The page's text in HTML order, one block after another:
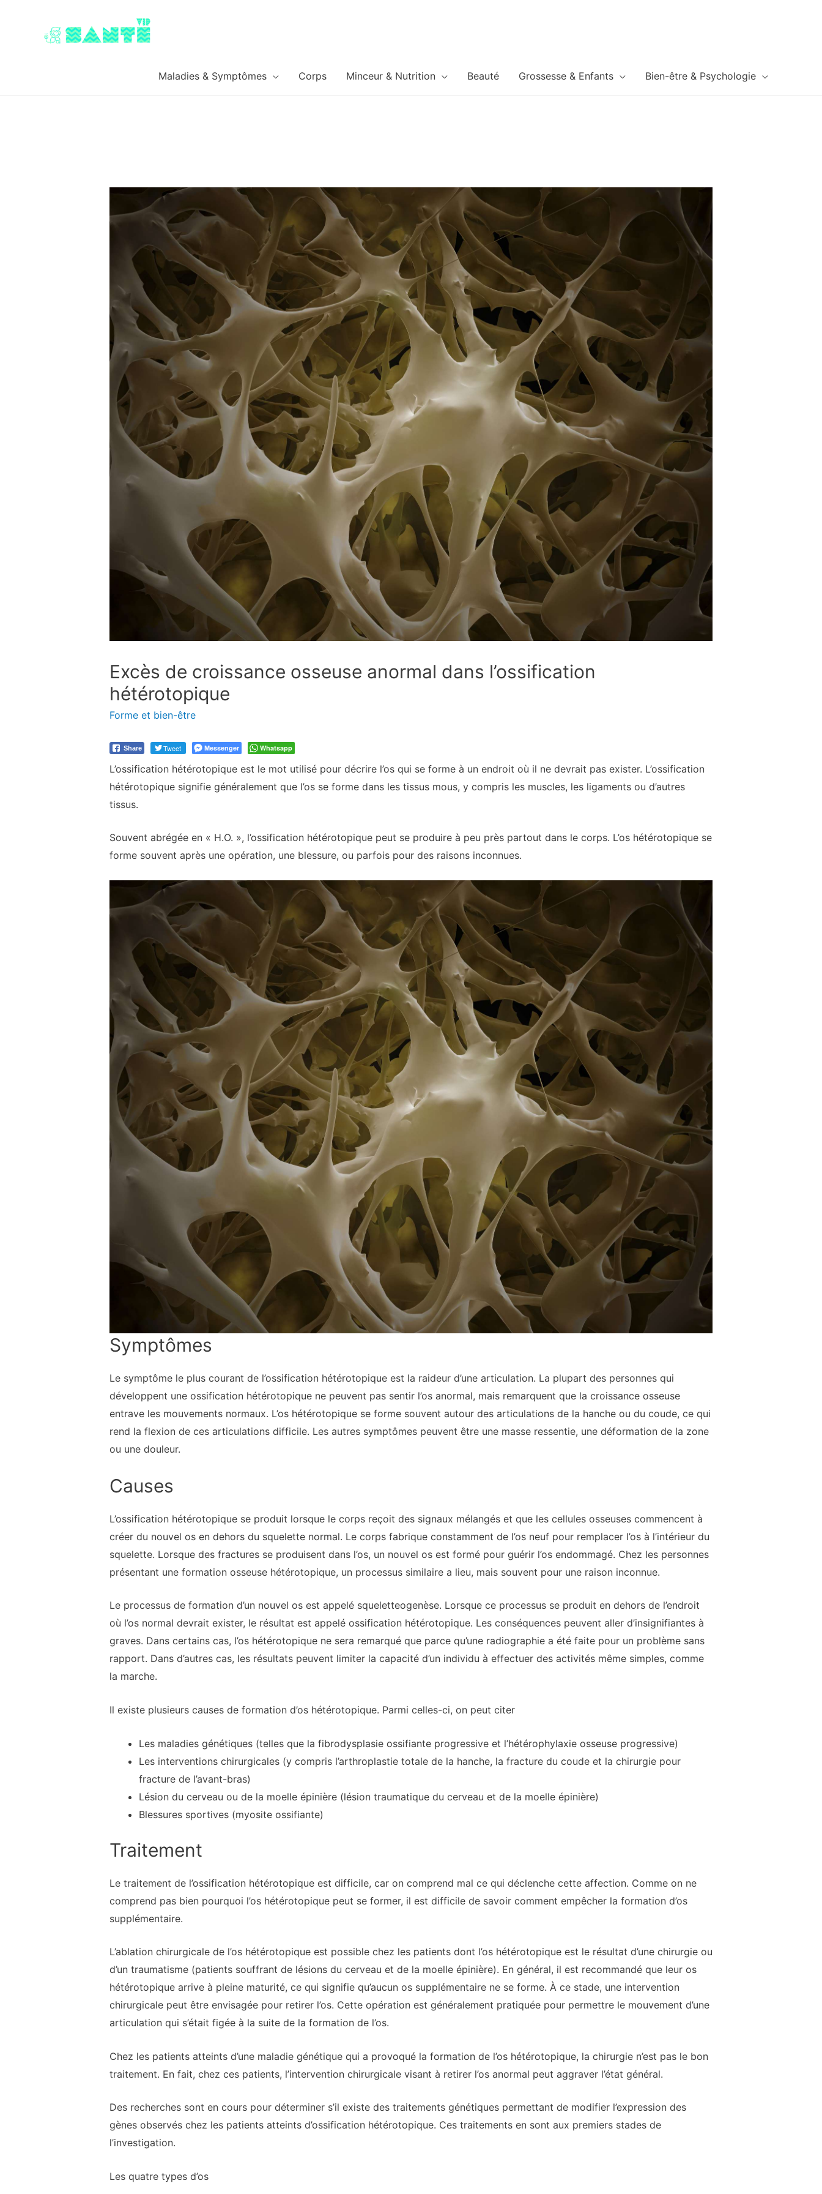
Maladies & Symptômes Corps Minceur & Nutrition Beauté Grossesse & Enfants Bien-être & Psychologie
Excès de croissance osseuse anormal dans l’ossification
hétérotopique
Forme et bien-être
Share Tweet Messenger Whatsapp
L’ossification hétérotopique est le mot utilisé pour décrire l’os qui se forme à un endroit où il ne devrait pas exister. L’ossification
hétérotopique signifie généralement que l’os se forme dans les tissus mous, y compris les muscles, les ligaments ou d’autres
tissus.
Souvent abrégée en « H.O. », l’ossification hétérotopique peut se produire à peu près partout dans le corps. L’os hétérotopique se
forme souvent après une opération, une blessure, ou parfois pour des raisons inconnues.
Symptômes
Le symptôme le plus courant de l’ossification hétérotopique est la raideur d’une articulation. La plupart des personnes qui
développent une ossification hétérotopique ne peuvent pas sentir l’os anormal, mais remarquent que la croissance osseuse
entrave les mouvements normaux. L’os hétérotopique se forme souvent autour des articulations de la hanche ou du coude, ce qui
rend la flexion de ces articulations difficile. Les autres symptômes peuvent être une masse ressentie, une déformation de la zone
ou une douleur.
Causes
L’ossification hétérotopique se produit lorsque le corps reçoit des signaux mélangés et que les cellules osseuses commencent à
créer du nouvel os en dehors du squelette normal. Le corps fabrique constamment de l’os neuf pour remplacer l’os à l’intérieur du
squelette. Lorsque des fractures se produisent dans l’os, un nouvel os est formé pour guérir l’os endommagé. Chez les personnes
présentant une formation osseuse hétérotopique, un processus similaire a lieu, mais souvent pour une raison inconnue.
Le processus de formation d’un nouvel os est appelé squeletteogenèse. Lorsque ce processus se produit en dehors de l’endroit
où l’os normal devrait exister, le résultat est appelé ossification hétérotopique. Les conséquences peuvent aller d’insignifiantes à
graves. Dans certains cas, l’os hétérotopique ne sera remarqué que parce qu’une radiographie a été faite pour un problème sans
rapport. Dans d’autres cas, les résultats peuvent limiter la capacité d’un individu à effectuer des activités même simples, comme
la marche.
Il existe plusieurs causes de formation d’os hétérotopique. Parmi celles-ci, on peut citer
Les maladies génétiques (telles que la fibrodysplasie ossifiante progressive et l’hétérophylaxie osseuse progressive)
Les interventions chirurgicales (y compris l’arthroplastie totale de la hanche, la fracture du coude et la chirurgie pour
fracture de l’avant-bras)
Lésion du cerveau ou de la moelle épinière (lésion traumatique du cerveau et de la moelle épinière)
Blessures sportives (myosite ossifiante)
Traitement
Le traitement de l’ossification hétérotopique est difficile, car on comprend mal ce qui déclenche cette affection. Comme on ne
comprend pas bien pourquoi l’os hétérotopique peut se former, il est difficile de savoir comment empêcher la formation d’os
supplémentaire.
L’ablation chirurgicale de l’os hétérotopique est possible chez les patients dont l’os hétérotopique est le résultat d’une chirurgie ou
d’un traumatisme (patients souffrant de lésions du cerveau et de la moelle épinière). En général, il est recommandé que leur os
hétérotopique arrive à pleine maturité, ce qui signifie qu’aucun os supplémentaire ne se forme. À ce stade, une intervention
chirurgicale peut être envisagée pour retirer l’os. Cette opération est généralement pratiquée pour permettre le mouvement d’une
articulation qui s’était figée à la suite de la formation de l’os.
Chez les patients atteints d’une maladie génétique qui a provoqué la formation de l’os hétérotopique, la chirurgie n’est pas le bon
traitement. En fait, chez ces patients, l’intervention chirurgicale visant à retirer l’os anormal peut aggraver l’état général.
Des recherches sont en cours pour déterminer s’il existe des traitements génétiques permettant de modifier l’expression des
gènes observés chez les patients atteints d’ossification hétérotopique. Ces traitements en sont aux premiers stades de
l’investigation.
Les quatre types d’os